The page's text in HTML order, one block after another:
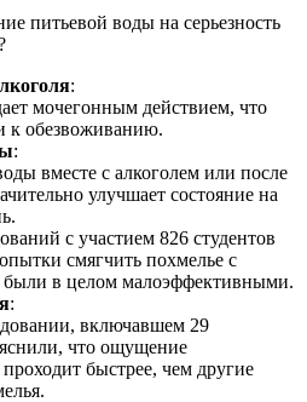
питьевой воды на серьезность
:
мочегонным действием, что
к обезвоживанию.
:
вместе с алкоголем или после
улучшает состояние на
с участием 826 студентов
смягчить похмелье с
в целом малоэффективными.
:
включавшем 29
что ощущение
быстрее, чем другие